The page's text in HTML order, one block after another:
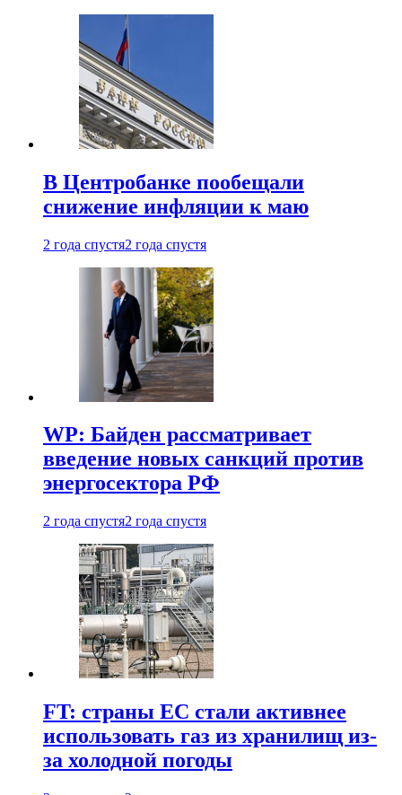
В Центробанке пообещали
снижение инфляции к маю
2 года спустя2 года спустя
WP: Байден рассматривает
введение новых санкций против
энергосектора РФ
2 года спустя2 года спустя
FT: страны ЕС стали активнее
использовать газ из хранилищ из-
за холодной погоды